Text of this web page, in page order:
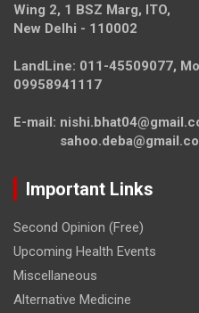
Wing 2, 1 BSZ Marg, ITO,
New Delhi - 110002
LandLine: 011-45509077,
09958941117
E-mail:
Important Links
Second Opinion (Free)
Upcoming Health Events
Miscellaneous
Alternative Medicine